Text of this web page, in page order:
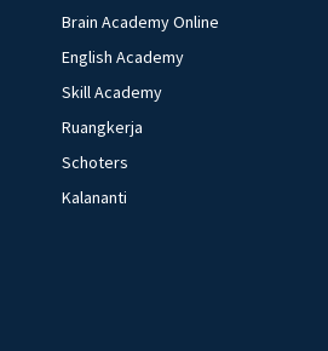
Brain Academy Online
English Academy
Skill Academy
Ruangkerja
Schoters
Kalananti